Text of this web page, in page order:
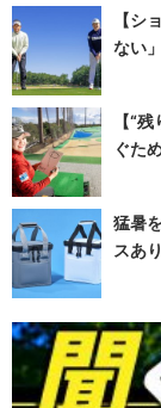
【シ
ない
【“
ぐた
猛暑
スあ